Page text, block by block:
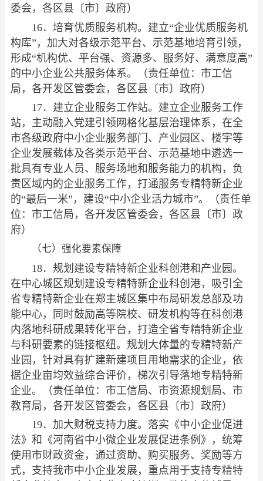
委会，各区县〔市〕政府）
16．培育优质服务机构。建立“企业优质服务机
构库”，加大对各级示范平台、示范基地培育引领，
形成“机构优、平台强、资源多、服务好、满意度高”
的中小企业公共服务体系。（责任单位：市工信
局，各开发区管委会，各区县〔市〕政府）
17．建立企业服务工作站。建立企业服务工作
站，主动融入党建引领网格化基层治理体系，在全
市各级政府中小企业服务部门、产业园区、楼宇等
企业发展载体及各类示范平台、示范基地中遴选一
批具有专业人员、服务场地和服务能力的机构，负
责区域内的企业服务工作，打通服务专精特新企业
的“最后一米”，建设“中小企业活力城市”。（责任单
位：市工信局，各开发区管委会，各区县〔市〕政
府）
（七）强化要素保障
18．规划建设专精特新企业科创港和产业园。
在中心城区规划建设专精特新企业科创港，吸引全
省专精特新企业在郑主城区集中布局研发总部及功
能中心，同时鼓励高等院校、研发机构等在科创港
内落地科研成果转化平台，打造全省专精特新企业
与科研要素的链接枢纽。规划大体量的专精特新产
业园，针对具有扩建新建项目用地需求的企业，依
据企业亩均效益综合评价，梯次引导落地专精特新
企业。（责任单位：市工信局、市资源规划局、市
教育局，各开发区管委会，各区县〔市〕政府）
19．加大财税支持力度。落实《中小企业促进
法》和《河南省中小微企业发展促进条例》，统筹
使用市财政资金，通过资助、购买服务、奖励等方
式，支持我市中小企业发展，重点用于支持专精特